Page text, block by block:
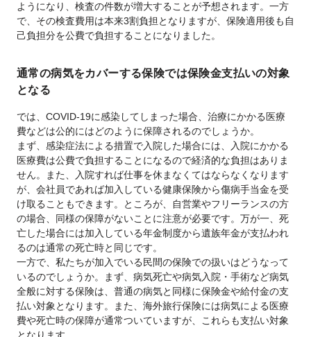
ようになり、検査の件数が増大することが予想されます。一方
で、その検査費用は本来3割負担となりますが、保険適用後も自
己負担分を公費で負担することになりました。
通常の病気をカバーする保険では保険金支払いの対象
となる
では、COVID-19に感染してしまった場合、治療にかかる医療
費などは公的にはどのように保障されるのでしょうか。
まず、感染症法による措置で入院した場合には、入院にかかる
医療費は公費で負担することになるので経済的な負担はありま
せん。また、入院すれば仕事を休まなくてはならなくなります
が、会社員であれば加入している健康保険から傷病手当金を受
け取ることもできます。ところが、自営業やフリーランスの方
の場合、同様の保障がないことに注意が必要です。万が一、死
亡した場合には加入している年金制度から遺族年金が支払われ
るのは通常の死亡時と同じです。
一方で、私たちが加入でいる民間の保険での扱いはどうなって
いるのでしょうか。まず、病気死亡や病気入院・手術など病気
全般に対する保険は、普通の病気と同様に保険金や給付金の支
払い対象となります。また、海外旅行保険には病気による医療
費や死亡時の保障が通常ついていますが、これらも支払い対象